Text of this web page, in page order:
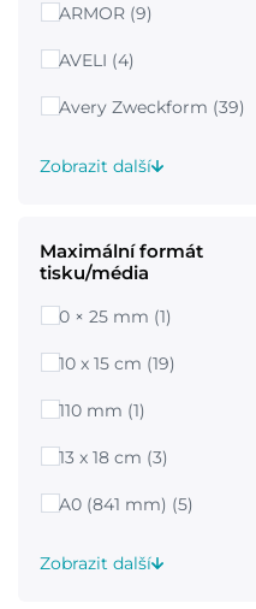
ARMOR (9)
AVELI (4)
Avery Zweckform (39)
Zobrazit další
Maximální formát
tisku/média
0 × 25 mm (1)
10 x 15 cm (19)
110 mm (1)
13 x 18 cm (3)
A0 (841 mm) (5)
Zobrazit další